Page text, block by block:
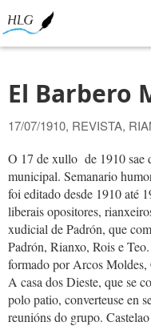
El Barbero
17/07/1910, REVISTA,
O 17 de xullo de 1910 sae
municipal. Semanario
foi editado desde 1910 até
liberais opositores,
xudicial de Padrón, que
Padrón, Rianxo, Rois e
formado por Arcos Moldes,
A casa dos Dieste, que se
polo patio, converteuse en
reunións do grupo.